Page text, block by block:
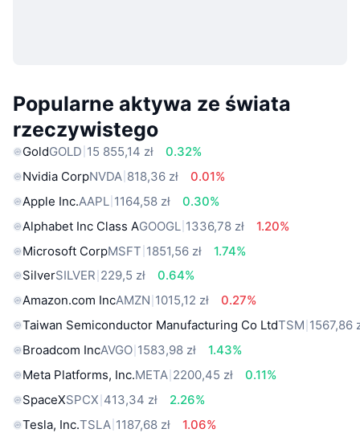
Popularne aktywa ze świata
rzeczywistego
GoldGOLD 15 855,14 zł
0.32%
Nvidia CorpNVDA 818,36 zł
0.01%
Apple Inc.AAPL 1164,58 zł
0.30%
Alphabet Inc Class AGOOGL 1336,78 zł
1.20%
Microsoft CorpMSFT 1851,56 zł
1.74%
SilverSILVER 229,5 zł
0.64%
Amazon.com IncAMZN 1015,12 zł
0.27%
Taiwan Semiconductor Manufacturing Co LtdTSM 1567,86
Broadcom IncAVGO 1583,98 zł
1.43%
Meta Platforms, Inc.META 2200,45 zł
0.11%
SpaceXSPCX 413,34 zł
2.26%
Tesla, Inc.TSLA 1187,68 zł
1.06%